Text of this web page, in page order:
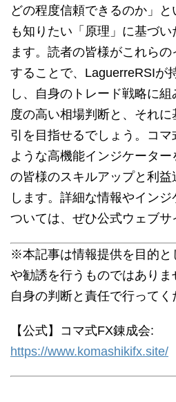
どの程度信頼できるのか」
も知りたい「原理」に基づ
ます。読者の皆様がこれら
することで、LaguerreRSIが
し、自身のトレード戦略に
度の高い相場判断と、それ
引を目指せるでしょう。コ
ような高機能インジケータ
の皆様のスキルアップと利益
します。詳細な情報やイン
ついては、ぜひ公式ウェブサ
※本記事は情報提供を目的と
や勧誘を行うものではあり
自身の判断と責任で行ってく
【公式】コマ式FX錬成会:
https://www.komashikifx.site/